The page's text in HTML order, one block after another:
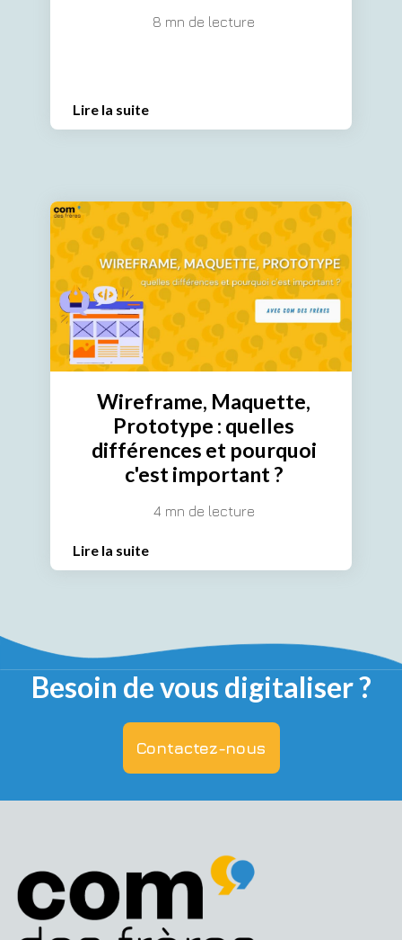
8 mn de lecture
Lire la suite
Wireframe, Maquette,
Prototype : quelles
différences et pourquoi
c'est important ?
4 mn de lecture
Lire la suite
Besoin de vous digitaliser ?
Contactez-nous